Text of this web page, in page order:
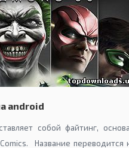
android
собой файтинг,
Название переводится